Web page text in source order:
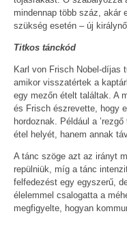
mindennap több száz, akár
szükség esetén – új
Titkos tánckód
Karl von Frisch Nobel-díjas
amikor visszatértek a
egy mezőn ételt találtak. A
és Frisch észrevette, hogy
hordoznak. Például a
étel helyét, hanem annak
A tánc szöge azt az irányt
repülniük, míg a tánc
felfedezést egy egyszerű,
élelemmel csalogatta a
megfigyelte, hogyan